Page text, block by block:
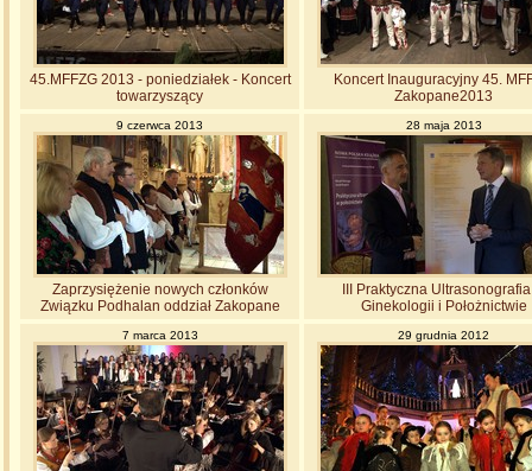
45.MFFZG 2013 - poniedziałek - Koncert
towarzyszący
Koncert Inauguracyjny 45.
Zakopane2013
9 czerwca 2013
Zaprzysiężenie nowych członków
Związku Podhalan oddział Zakopane
28 maja 2013
III Praktyczna
Ginekologii i Położnictwie
7 marca 2013 29 grudnia 2012